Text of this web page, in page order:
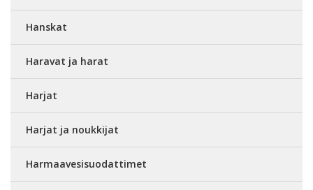
Hanskat
Haravat ja harat
Harjat
Harjat ja noukkijat
Harmaavesisuodattimet